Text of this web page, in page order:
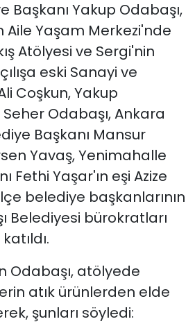
Başkanı Yakup Odabaşı,
Aile Yaşam Merkezi'nde
Atölyesi ve Sergi'nin
eski Sanayi ve
Coşkun, Yakup
Seher Odabaşı, Ankara
Başkanı Mansur
Yavaş, Yenimahalle
Fethi Yaşar'ın eşi Azize
belediye başkanlarının
Belediyesi bürokratları
Odabaşı, atölyede
atık ürünlerden elde
şunları söyledi: